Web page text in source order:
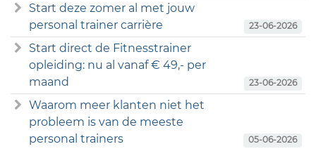
Start deze zomer al met jouw
personal trainer carrière
23-06-2026
Start direct de Fitnesstrainer
opleiding: nu al vanaf € 49,- per
maand
23-06-2026
Waarom meer klanten niet het
probleem is van de meeste
personal trainers
05-06-2026